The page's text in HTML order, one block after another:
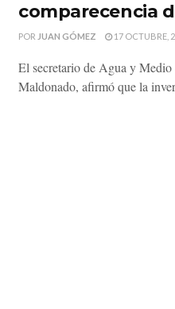
comparecencia
POR JUAN GÓMEZ 17 OCTUBRE,
El secretario de Agua y
Maldonado, afirmó que la